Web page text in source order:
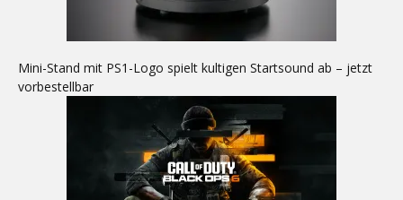
Mini-Stand mit PS1-Logo spielt kultigen Startsound ab – jetzt
vorbestellbar